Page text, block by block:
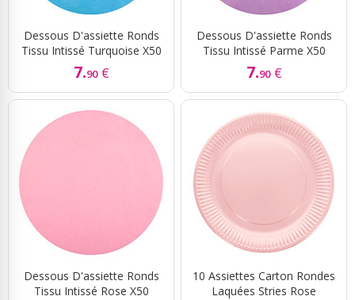
Dessous D'assiette Ronds
Tissu Intissé Turquoise X50
7.90 €
Dessous D'assiette Ronds
Tissu Intissé Parme X50
7.90 €
Dessous D'assiette Ronds
Tissu Intissé Rose X50
10 Assiettes Carton Rondes
Laquées Stries Rose